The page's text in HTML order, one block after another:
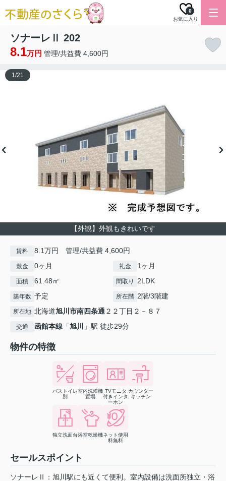
お気に入り
0
ソナーレⅡ 202
8.1万円 管理/共益費 4,600円
【外観】外観もきれいです
1/21
賃料 8.1万円 管理/共益費 4,600円
敷金 0ヶ月 礼金 1ヶ月
面積 61.48㎡ 間取り 2LDK
築年数 予定 所在階 2階/3階建
所在地 北海道旭川市南四条通２２丁目２－８７
交通 函館本線 「旭川 」駅 徒歩29分
物件の特徴
バストイレ
別
室内洗濯機
置場
TVモニタ
付きインタ
ーホン
カウンター
キッチン
独立洗面台浴室乾燥機ネット使用
料無料
セールスポイント
ソナーレⅡ：旭川駅にも近くて便利。室内設備は洗面所独立・浴